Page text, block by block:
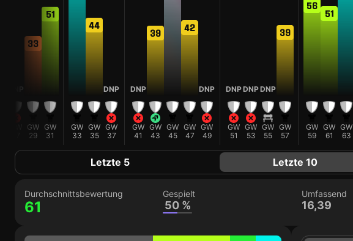
33
GW
29
51
GW
31
GW
33
44
GW
35
DNP
GW
37
DNP
GW
41
39
GW
43
GW
45
42
GW
47
DNP
GW
49
DNP
GW
51
DNP
GW
53
DNP
GW
55
39
GW
57
56
GW
59
51
GW
61
GW
63
Letzte 5 Letzte 10
Durchschnittsbewertung
61
Gespielt
50 %
Umfassend
16,39